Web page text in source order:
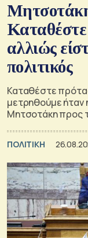
αλλιώς
πολιτικός
Καταθέστε
μετρηθούμε ήταν
Μητσοτάκη προς
ΠΟΛΙΤΙΚΗ